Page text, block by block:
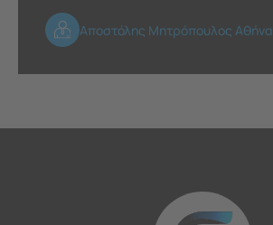
Αποστόλης Μητρόπουλος Αθήνα